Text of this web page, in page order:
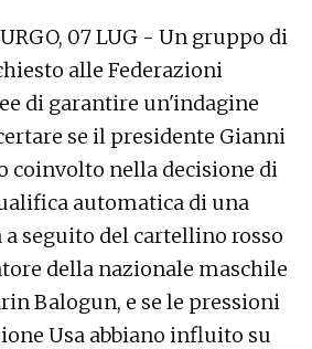
07 LUG - Un gruppo di
alle Federazioni
di garantire un'indagine
se il presidente Gianni
coinvolto nella decisione di
automatica di una
seguito del cartellino rosso
della nazionale maschile
Balogun, e se le pressioni
Usa abbiano influito su